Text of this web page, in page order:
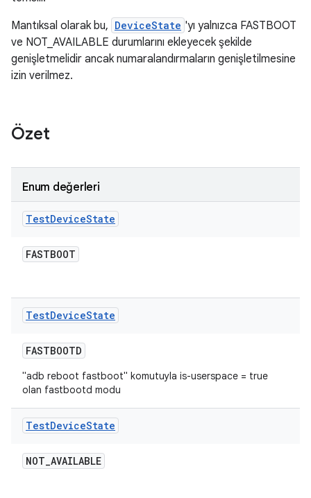
Mantıksal olarak bu, DeviceState 'yı yalnızca FASTBOOT
ve NOT_AVAILABLE durumlarını ekleyecek şekilde
genişletmelidir ancak numaralandırmaların genişletilmesine
izin verilmez.
Özet
Enum değerleri
TestDeviceState
FASTBOOT
TestDeviceState
FASTBOOTD
"adb reboot fastboot" komutuyla is-userspace = true
olan fastbootd modu
TestDeviceState
NOT_AVAILABLE